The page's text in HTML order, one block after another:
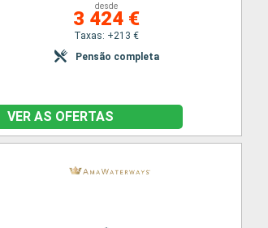
desde
3 424 €
Taxas: +213 €
Pensão completa
VER AS OFERTAS